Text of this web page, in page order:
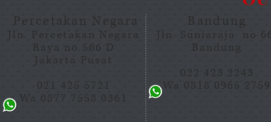
Percetakan Negara
Jln. Percetakan Negara
Raya no 566 D
Jakarta Pusat
021 425 5721
Wa 0877 7558 0361
Bandung
Jln. Suniaraja no
Bandung
022 423 2243
Wa 0818 0965 2759